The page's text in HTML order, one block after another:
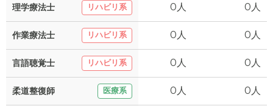
理学療法士 リハビリ系 0人 0人
作業療法士 リハビリ系 0人 0人
言語聴覚士 リハビリ系 0人 0人
柔道整復師 医療系 0人 0人